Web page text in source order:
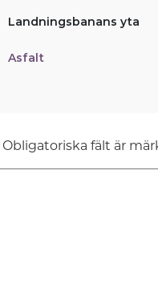
Landningsbanans yta
Asfalt
Obligatoriska fält är